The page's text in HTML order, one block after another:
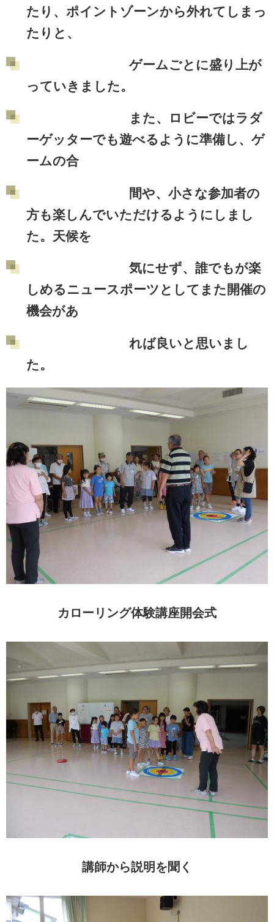
たり、ポイントゾーンから外れてしまっ
たりと、
ゲームごとに盛り上が
っていきました。
また、ロビーではラダ
ーゲッターでも遊べるように準備し、ゲ
ームの合
間や、小さな参加者の
方も楽しんでいただけるようにしまし
た。天候を
気にせず、誰でもが楽
しめるニュースポーツとしてまた開催の
機会があ
れば良いと思いまし
た。
カローリング体験講座開会式
講師から説明を聞く